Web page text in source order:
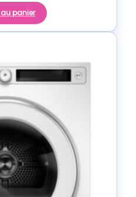
panier